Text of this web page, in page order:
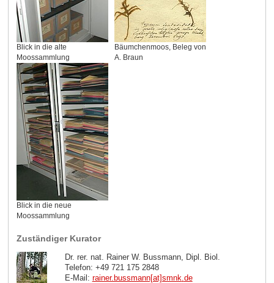
Blick in die alte
Moossammlung
Bäumchenmoos, Beleg von
A. Braun
Blick in die neue
Moossammlung
Zuständiger Kurator
Dr. rer. nat. Rainer W. Bussmann, Dipl. Biol.
Telefon: +49 721 175 2848
E-Mail: rainer.bussmann[at]smnk de